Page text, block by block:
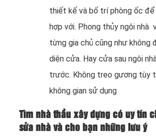
thiết kế và bố trí phòng ốc để
hợp với. Phong thủy ngôi nhà
từng gia chủ cũng như không
diện cửa. Hay cửa sau ngôi
trước. Không treo gương tùy
không gian sử dụng
Tìm nhà thầu xây dựng có uy tín
sửa nhà và cho bạn những lưu ý